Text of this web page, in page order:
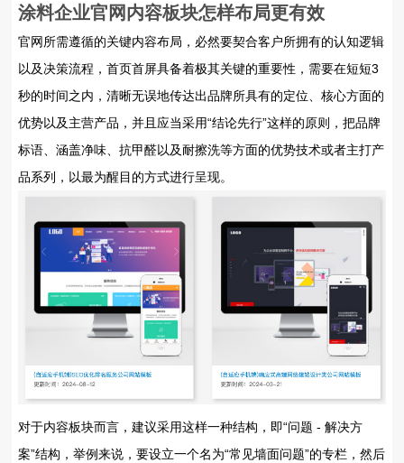
涂料企业官网内容板块怎样布局更有效
官网所需遵循的关键内容布局，必然要契合客户所拥有的认知逻辑
以及决策流程，首页首屏具备着极其关键的重要性，需要在短短3
秒的时间之内，清晰无误地传达出品牌所具有的定位、核心方面的
优势以及主营产品，并且应当采用“结论先行”这样的原则，把品牌
标语、涵盖净味、抗甲醛以及耐擦洗等方面的优势技术或者主打产
品系列，以最为醒目的方式进行呈现。
对于内容板块而言，建议采用这样一种结构，即“问题 - 解决方
案”结构，举例来说，要设立一个名为“常见墙面问题”的专栏，然后